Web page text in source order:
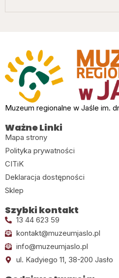
Muzeum regionalne w Jaśle im.
Ważne Linki
Mapa strony
Polityka prywatności
CITiK
Deklaracja dostępności
Sklep
Szybki kontakt
13 44 623 59
kontakt@muzeumjaslo.pl
info@muzeumjaslo.pl
ul. Kadyiego 11, 38-200 Jasło